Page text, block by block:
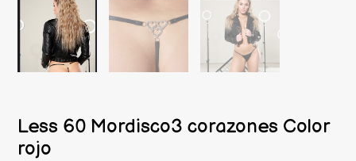
Less 60 Mordisco3 corazones Color
rojo